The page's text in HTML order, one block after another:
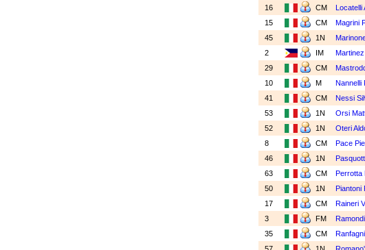
16
CM Locatelli
15
CM Magrini
45
1N
2
IM
29
CM
10
M Nannelli
41
CM Nessi
53
1N Orsi
52
1N Oteri
8
CM Pace
46
1N
63
CM Perrotta
50
1N Piantoni
17
CM Raineri
3
FM
35
CM